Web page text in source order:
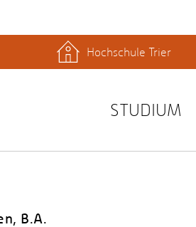
Hochschule Trier
STUDIUM
B.A.